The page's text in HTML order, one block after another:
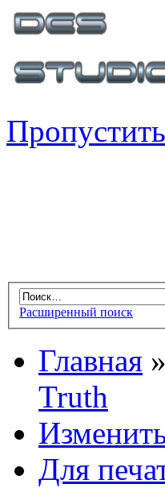
Пропустить
Расширенный поиск
Главная »
Truth
Для